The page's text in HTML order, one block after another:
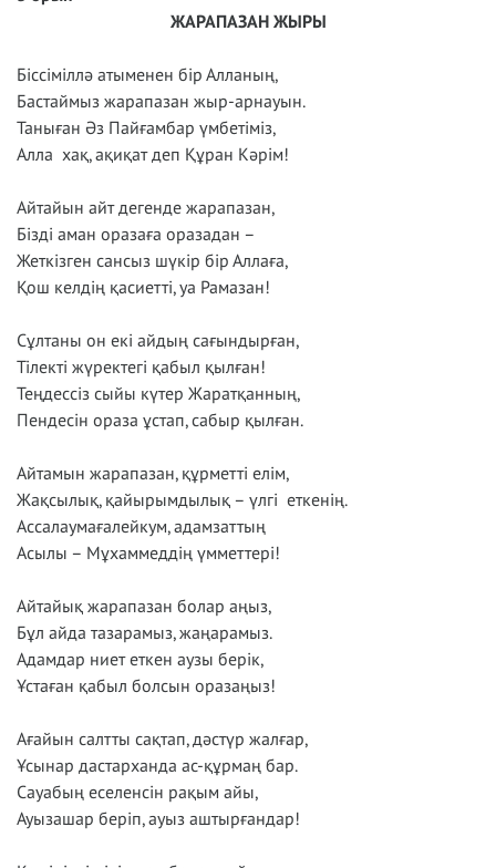
ЖАРАПАЗАН ЖЫРЫ
Біссіміллә атыменен бір Алланың,
Бастаймыз жарапазан жыр-арнауын.
Таныған Әз Пайғамбар үмбетіміз,
Алла хақ, ақиқат деп Құран Кәрім!
Айтайын айт дегенде жарапазан,
Бізді аман оразаға оразадан –
Жеткізген сансыз шүкір бір Аллаға,
Қош келдің қасиетті, уа Рамазан!
Сұлтаны он екі айдың сағындырған,
Тілекті жүректегі қабыл қылған!
Теңдессіз сыйы күтер Жаратқанның,
Пендесін ораза ұстап, сабыр қылған.
Айтамын жарапазан, құрметті елім,
Жақсылық, қайырымдылық – үлгі еткенің.
Ассалаумағалейкум, адамзаттың
Асылы – Мұхаммеддің үмметтері!
Айтайық жарапазан болар аңыз,
Бұл айда тазарамыз, жаңарамыз.
Адамдар ниет еткен аузы берік,
Ұстаған қабыл болсын оразаңыз!
Ағайын салтты сақтап, дәстүр жалғар,
Ұсынар дастарханда ас-құрмаң бар.
Сауабың еселенсін рақым айы,
Ауызашар беріп, ауыз аштырғандар!